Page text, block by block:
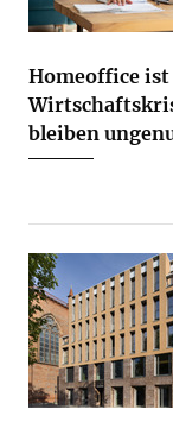
Homeoffice
bleiben